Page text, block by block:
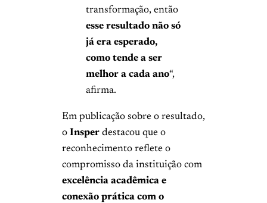
transformação, então
esse resultado não só
já era esperado,
como tende a ser
melhor a cada ano“,
afirma.
Em publicação sobre o resultado,
o Insper destacou que o
reconhecimento reflete o
compromisso da instituição com
excelência acadêmica e
conexão prática com o